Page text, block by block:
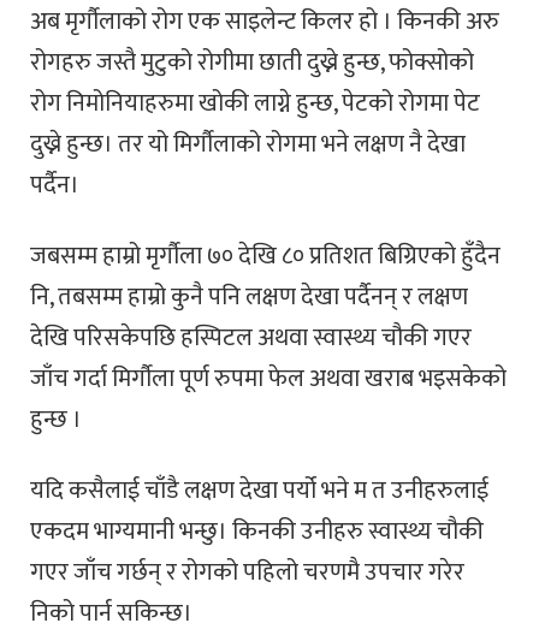
अब मृर्गौलाको रोग एक साइलेन्ट किलर हो । किनकी अरु
रोगहरु जस्तै मुटुको रोगीमा छाती दुख्ने हुन्छ, फोक्सोको
रोग निमोनियाहरुमा खोकी लाग्ने हुन्छ, पेटको रोगमा पेट
दुख्ने हुन्छ। तर यो मिर्गौलाको रोगमा भने लक्षण नै देखा
पर्दैन।
जबसम्म हाम्रो मृर्गौला ७० देखि ८० प्रतिशत बिग्रिएको हुँदैन
नि, तबसम्म हाम्रो कुनै पनि लक्षण देखा पर्दैनन् र लक्षण
देखि परिसकेपछि हस्पिटल अथवा स्वास्थ्य चौकी गएर
जाँच गर्दा मिर्गौला पूर्ण रुपमा फेल अथवा खराब भइसकेको
हुन्छ ।
यदि कसैलाई चाँडै लक्षण देखा पर्यो भने म त उनीहरुलाई
एकदम भाग्यमानी भन्छु। किनकी उनीहरु स्वास्थ्य चौकी
गएर जाँच गर्छन् र रोगको पहिलो चरणमै उपचार गरेर
निको पार्न सकिन्छ।